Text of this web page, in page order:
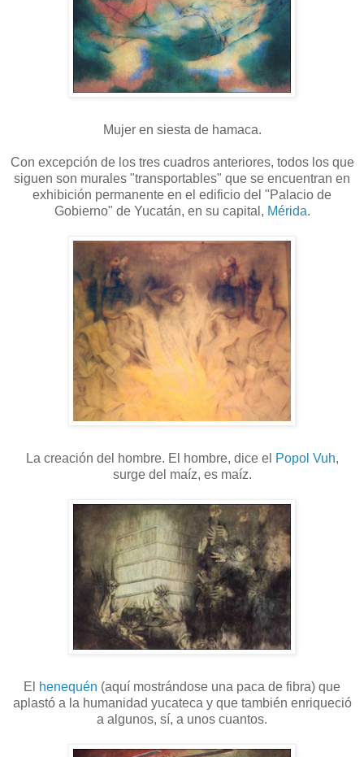
Mujer en siesta de hamaca.
Con excepción de los tres cuadros anteriores, todos los que
siguen son murales "transportables" que se encuentran en
exhibición permanente en el edificio del "Palacio de
Gobierno" de Yucatán, en su capital, Mérida.
La creación del hombre. El hombre, dice el Popol Vuh,
surge del maíz, es maíz.
El henequén (aquí mostrándose una paca de fibra) que
aplastó a la humanidad yucateca y que también enriqueció
a algunos, sí, a unos cuantos.